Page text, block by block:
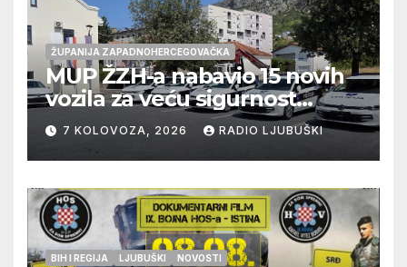
ŽUPANIJA ZAPADNOHERCEGOVAČKA
MUP ŽZH-a nabavio 15 novih
vozila za veću sigurnost
građana i učinkovitiji rad
policije
7 KOLOVOZA, 2026 RADIO LJUBUŠKI
BIH I REGIJA LJUBUŠKI NOVOSTI